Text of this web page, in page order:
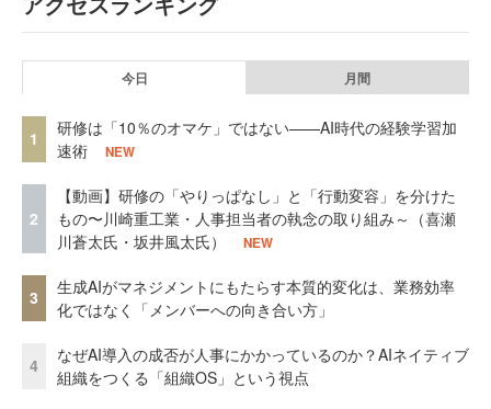
今日 月間
1
研修は「10％のオマケ」ではない——AI時代の経験学習加
速術
NEW
2
【動画】研修の「やりっぱなし」と「行動変容」を分けた
もの〜川崎重工業・人事担当者の執念の取り組み～（喜瀬
川蒼太氏・坂井風太氏）
NEW
3
生成AIがマネジメントにもたらす本質的変化は、業務効率
化ではなく「メンバーへの向き合い方」
4
なぜAI導入の成否が人事にかかっているのか？AIネイティブ
組織をつくる「組織OS」という視点